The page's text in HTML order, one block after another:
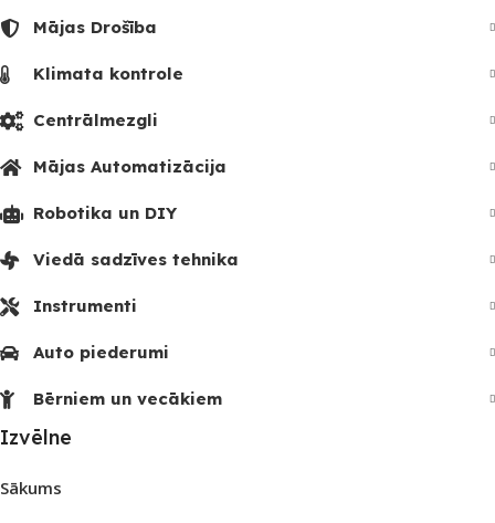
Mājas Drošība
Klimata kontrole
Centrālmezgli
Mājas Automatizācija
Robotika un DIY
Viedā sadzīves tehnika
Instrumenti
Auto piederumi
Bērniem un vecākiem
Izvēlne
Sākums